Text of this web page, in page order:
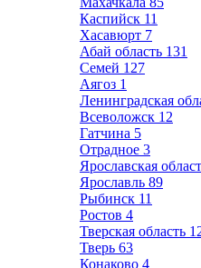
Каспийск 11
Хасавюрт 7
Абай область 131
Семей 127
Аягоз 1
Ленинградская
Всеволожск 12
Гатчина 5
Отрадное 3
Ярославская
Ярославль 89
Рыбинск 11
Ростов 4
Тверская область
Тверь 63
Конаково 4